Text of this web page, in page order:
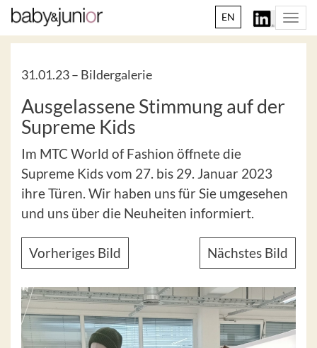
EN
31.01.23 – Bildergalerie
Ausgelassene Stimmung auf der
Supreme Kids
Im MTC World of Fashion öffnete die
Supreme Kids vom 27. bis 29. Januar 2023
ihre Türen. Wir haben uns für Sie umgesehen
und uns über die Neuheiten informiert.
Vorheriges Bild Nächstes Bild